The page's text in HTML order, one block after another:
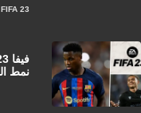
FIFA 23
نمط